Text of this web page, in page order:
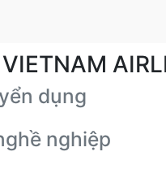
dụng
nghiệp